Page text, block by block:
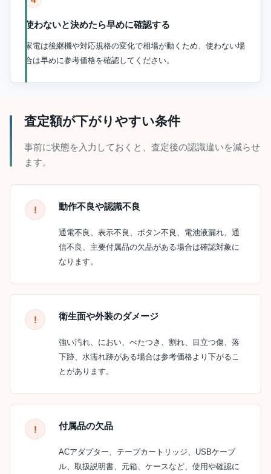
使わないと決めたら早めに確認する
家電は後継機や対応規格の変化で相場が動くため、使わない場
合は早めに参考価格を確認してください。
査定額が下がりやすい条件
事前に状態を入力しておくと、査定後の認識違いを減らせ
ます。
動作不良や認識不良
通電不良、表示不良、ボタン不良、電池液漏れ、通
信不良、主要付属品の欠品がある場合は確認対象に
なります。
衛生面や外装のダメージ
強い汚れ、におい、べたつき、割れ、目立つ傷、落
下跡、水濡れ跡がある場合は参考価格より下がるこ
とがあります。
付属品の欠品
ACアダプター、テープカートリッジ、USBケーブ
ル、取扱説明書、元箱、ケースなど、使用や確認に